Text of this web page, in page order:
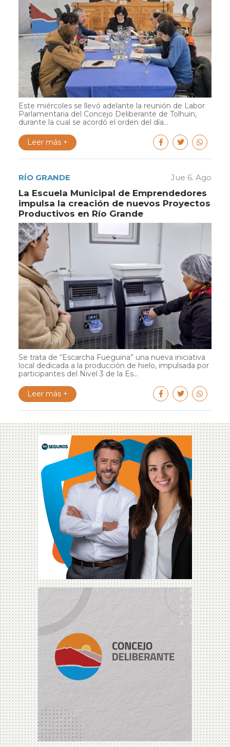
Este miércoles se llevó adelante la reunión de Labor
Parlamentaria del Concejo Deliberante de Tolhuin,
durante la cual se acordó el orden del día...
Leer más +
RÍO GRANDE Jue 6. Ago
La Escuela Municipal de Emprendedores
impulsa la creación de nuevos Proyectos
Productivos en Río Grande
Se trata de “Escarcha Fueguina” una nueva iniciativa
local dedicada a la producción de hielo, impulsada por
participantes del Nivel 3 de la Es...
Leer más +